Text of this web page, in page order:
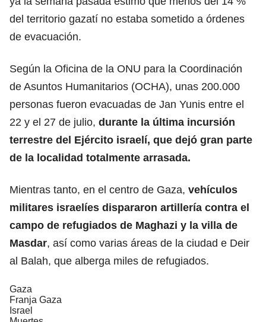
del territorio gazatí no estaba sometido a órdenes
de evacuación.
Según la Oficina de la ONU para la Coordinación
de Asuntos Humanitarios (OCHA), unas 200.000
personas fueron evacuadas de Jan Yunis entre el
22 y el 27 de julio, durante la última incursión
terrestre del Ejército israelí, que dejó gran parte
de la localidad totalmente arrasada.
Mientras tanto, en el centro de Gaza, vehículos
militares israelíes dispararon artillería contra el
campo de refugiados de Maghazi y la villa de
Masdar, así como varias áreas de la ciudad e Deir
al Balah, que alberga miles de refugiados.
Gaza
Franja Gaza
Israel